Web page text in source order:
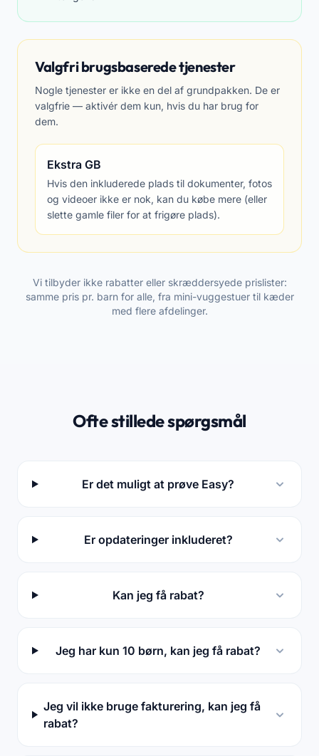
Valgfri brugsbaserede tjenester
Nogle tjenester er ikke en del af grundpakken. De er
valgfrie — aktivér dem kun, hvis du har brug for
dem.
Ekstra GB
Hvis den inkluderede plads til dokumenter, fotos
og videoer ikke er nok, kan du købe mere (eller
slette gamle filer for at frigøre plads).
Vi tilbyder ikke rabatter eller skræddersyede prislister:
samme pris pr. barn for alle, fra mini-vuggestuer til kæder
med flere afdelinger.
Ofte stillede spørgsmål
Er det muligt at prøve Easy?
Er opdateringer inkluderet?
Kan jeg få rabat?
Jeg har kun 10 børn, kan jeg få rabat?
Jeg vil ikke bruge fakturering, kan jeg få
rabat?